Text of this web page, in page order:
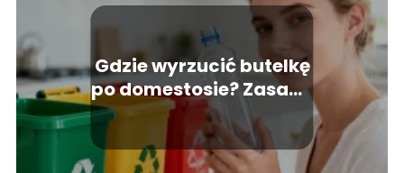
Gdzie wyrzucić butelkę
po domestosie? Zasady
segregacji odpadów